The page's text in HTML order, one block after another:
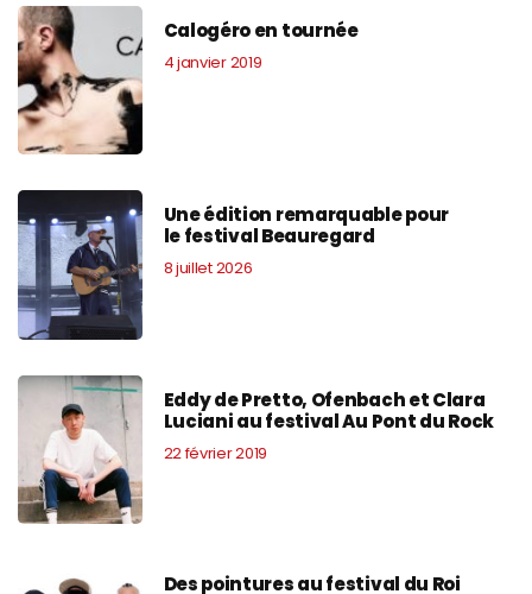
Calogéro en tournée
4 janvier 2019
Une édition remarquable pour
le festival Beauregard
8 juillet 2026
Eddy de Pretto, Ofenbach et Clara
Luciani au festival Au Pont du Rock
22 février 2019
Des pointures au festival du Roi